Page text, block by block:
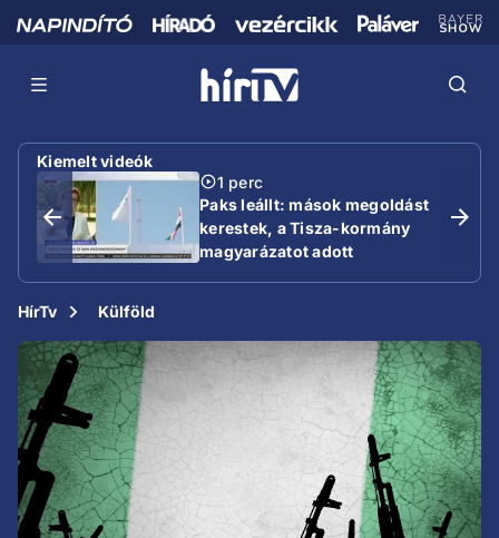
Kiemelt videók
1 perc
Paks leállt: mások megoldást
kerestek, a Tisza-kormány
magyarázatot adott
HírTv Külföld